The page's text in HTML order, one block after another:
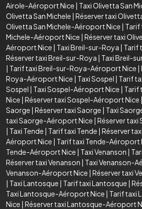
Airole-Aéroport Nice | Taxi Olivetta San
Olivetta San Michele | Réserver taxi
Olivetta San Michele-Aéroport Nice | Tarif
Michele-Aéroport Nice | Réserver taxi
Aéroport Nice | Taxi Breil-sur-Roya | Tarif
Réserver taxi Breil-sur-Roya | Taxi Breil-
| Tarif taxi Breil-sur-Roya-Aéroport Nice |
Roya-Aéroport Nice | Taxi Sospel | Tarif
Sospel | Taxi Sospel-Aéroport Nice | Tarif
Nice | Réserver taxi Sospel-Aéroport Nice |
Saorge | Réserver taxi Saorge | Taxi
taxi Saorge-Aéroport Nice | Réserver
| Taxi Tende | Tarif taxi Tende | Réserver
Aéroport Nice | Tarif taxi Tende-Aéroport
Tende-Aéroport Nice | Taxi Venanson |
Réserver taxi Venanson | Taxi Venanson-
Venanson-Aéroport Nice | Réserver taxi
| Taxi Lantosque | Tarif taxi Lantosque |
Taxi Lantosque-Aéroport Nice | Tarif taxi
Nice | Réserver taxi Lantosque-Aéroport